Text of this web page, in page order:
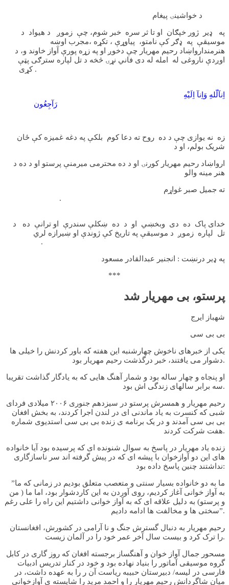
په ډیر ژور خپګان او تا ثر سره خبر شوم، چې زموږ د هیواد د
موسیقې په ډګر کې نامتو، پیاوړې ، تکړه ،مجرب اوښه
هنرمندارواښاد رحیم مهریار چې دخوږ او په زړه پورې آواز خاوند و، د
اوږدې ناروغی له امله له دی فاني نړۍ څخه د تل لپاره سترګی پټې
کړی .
اِنآلّلهِ وَاِنآ اِلَيْهِ
رَآجِعُون
زه نه یوازی چې د ده روح ته دعا کوم بلکې په دغه غمیزه کې ځان
شریک بولم، او د
ارواښاد رحیم مهریار کورنۍ او د ده محترمی میرمنې پرستو او د ده د
هنر مینه والو
ته جمیل صبر غواړم
.
خدای پاک ده دی وبخښي او د ده ښکلې سندرې او ترانې ده د
تل لپاره زموږ د موسیقې په تاریخ کې ژوندې او ښیرازه لري
.
په ډیر درنښت : انجنیر عبدالقادر مسعود
***
پرستو، بی مهریار شد
شهباز ایرج
بی بی سی
یکی از خبرهای ناخوش چهارشنبه این هفته که باور کردنش را خیلی ها
دشوار می یافتند، خبر درگذشت رحیم مهریار بود.
او پنجاه و چهار ساله بود و شمار آهنگ هایی که به یادگار گذاشت تقریبا
سه برابر سالهای زندگی اش بود.
رحیم مهریار و همسرش پرستو در سیزدهم جنوری ۲۰۰۶ میلادی فردای
شبی که کنسرت به یاد ماندنی ای در لندن اجرا کردند، به بخش افغان
بی بی سی آمدند و در یک برنامه ی زنده بی بی سی استدیوی شماره
هفت شرکت کردند.
زنده یاد مهریار در پاسخ به سوال شنونده ای که پرسیده بود آیا خانواده
های این دو آوازخوان با پیشه ای که در پیش گرفته اند سر ناسازگاری
نداشتند چنین پاسخ داده بود:
”ما به دو خانواده بسیار سنتی و متعصب متعلق بودیم در زمانی که ما
به آواز خوانی آغاز کردیم، روی آوردن به این کاردشوار بود، اما ما ( من
و پرستو) به دلیل علاقه ای که به آواز خوانی داشتیم این راه را علی رغم
سختی ها و مخالفت ها ادامه دادیم”.
رحیم مهریار به دنبال گسترش جنگ و نا آرامی در کشورش، افغانستان
را ترک کرد و بیست سال آخر عمر خود را در آلمان زیست.
مسحور جمال آواز خوان و آهنگساز برجسته افغان که روز گاری در کابل
گروه موسیقی آماتور را بنیاد نهاده بود و خود در کنار تدریس ادبیات
فارسی در لیسه/ دبیرستان حبیبه ریاست آن ر را به عهده داشت، در
میان شاگردانش رحیم مهریار را و احمد مرید را شایسته ی آوازخوانی